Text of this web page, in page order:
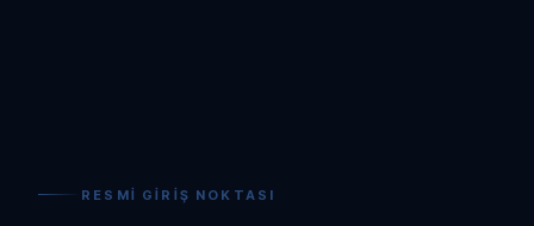
RESMI GIRIŞ NOKTASI